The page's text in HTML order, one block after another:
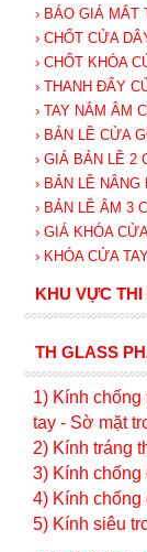
› BÁO GIÁ MẮT
› CHỐT CỬA
› CHỐT KHÓA
› THANH ĐẨY
› TAY NẮM ÂM
› BẢN LỀ CỬA
› GIÁ BẢN LỀ 2
› BẢN LỀ NÂNG
› BẢN LỀ ÂM 3
› GIÁ KHÓA
› KHÓA CỬA
KHU VỰC
TH GLASS
1) Kính chống
tay - Sờ mặt
2) Kính tráng
3) Kính chống
4) Kính chống
5) Kính siêu